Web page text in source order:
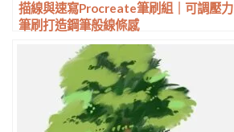
描線與速寫Procreate筆刷組｜可調壓力
筆刷打造鋼筆般線條感